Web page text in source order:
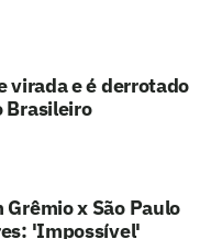
virada e é derrotado
Brasileiro
Grêmio x São Paulo
'Impossível'